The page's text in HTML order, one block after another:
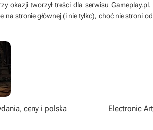
okazji tworzył treści dla serwisu
na stronie głównej (i nie tylko), choć nie stroni
popkultury, zarówno tej wizualnej (na dobry
gdy brzmi ona jak gitara elektryczna).
ceny i polska
Electronic